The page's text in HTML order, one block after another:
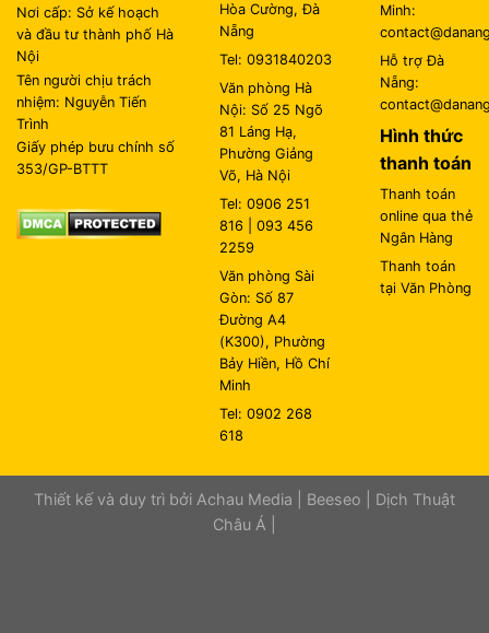
Nơi cấp: Sở kế hoạch
và đầu tư thành phố Hà
Nội
Tên người chịu trách
nhiệm: Nguyễn Tiến
Trình
Giấy phép bưu chính số
353/GP-BTTT
Hòa Cường, Đà
Nẵng
Tel: 0931840203
Văn phòng Hà
Nội: Số 25 Ngõ
81 Láng Hạ,
Phường Giảng
Võ, Hà Nội
Tel: 0906 251
816 | 093 456
2259
Văn phòng Sài
Gòn: Số 87
Đường A4
(K300), Phường
Bảy Hiền, Hồ Chí
Minh
Tel: 0902 268
618
Minh:
Hỗ trợ Đà
Nẵng:
Hình thức
thanh toán
Thanh toán
online qua thẻ
Ngân Hàng
Thanh toán
tại Văn Phòng
Thiết kế và duy trì bởi Achau Media Beeseo
Dịch Thuật
Châu Á